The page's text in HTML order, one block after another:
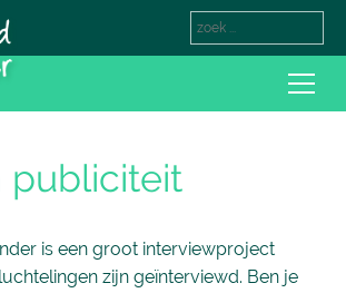
publiciteit
is een groot interviewproject
zijn geïnterviewd. Ben je